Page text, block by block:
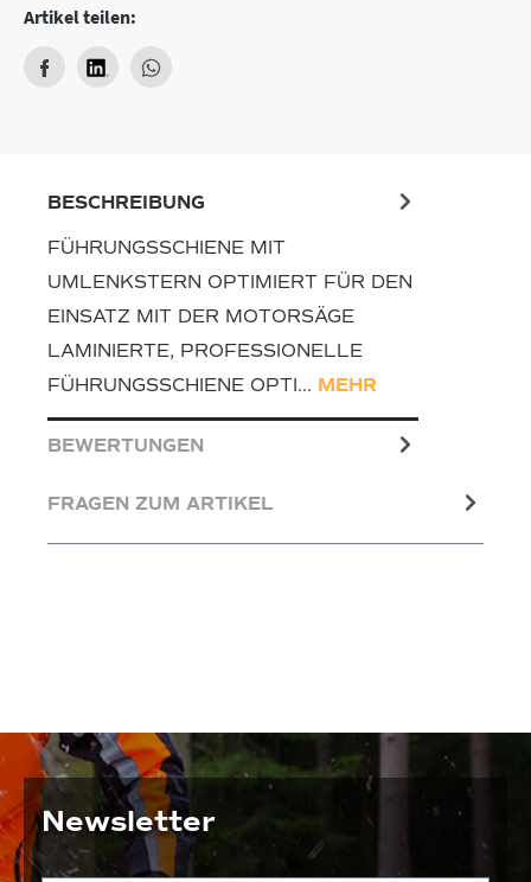
Artikel teilen:
BESCHREIBUNG
FÜHRUNGSSCHIENE MIT
UMLENKSTERN OPTIMIERT FÜR DEN
EINSATZ MIT DER MOTORSÄGE
LAMINIERTE, PROFESSIONELLE
FÜHRUNGSSCHIENE OPTI… MEHR
BEWERTUNGEN
FRAGEN ZUM ARTIKEL
Newsletter